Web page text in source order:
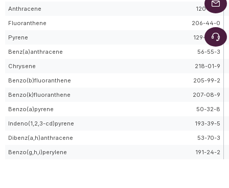
Anthracene
120-12-7
Fluoranthene
206-44-0
Pyrene
129-00-0
Benz(a)anthracene
56-55-3
Chrysene
218-01-9
Benzo(b)fluoranthene
205-99-2
Benzo(k)fluoranthene
207-08-9
Benzo(a)pyrene
50-32-8
Indeno(1,2,3-cd)pyrene
193-39-5
Dibenz(a,h)anthracene
53-70-3
Benzo(g,h,i)perylene
191-24-2